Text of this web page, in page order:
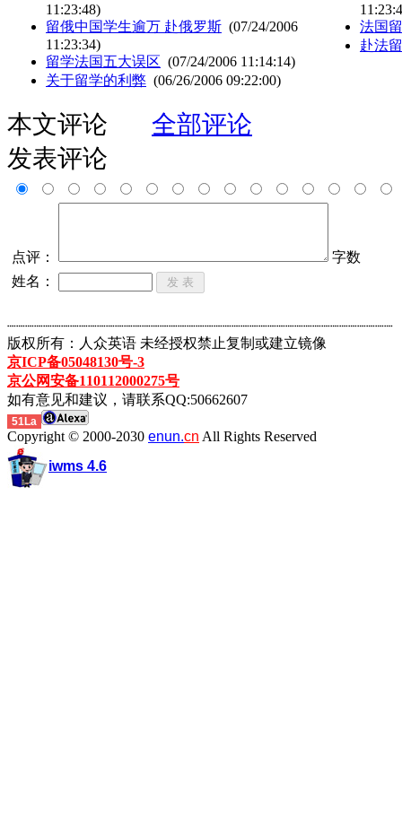
11:23:48)
留俄中国学生逾万 赴俄罗斯 (07/24/2006
11:23:34)
留学法国五大误区 (07/24/2006 11:14:14)
关于留学的利弊 (06/26/2006 09:22:00)
法国
赴法
本文评论
全部评论
发表评论
点评：
字数
姓名：
┈┈┈┈┈┈┈┈┈┈┈┈┈┈┈┈┈┈┈┈┈┈┈┈┈┈┈┈┈┈┈┈┈┈┈┈┈┈┈┈┈┈┈
版权所有：人众英语 未经授权禁止复制或建立镜像
京ICP备05048130号-3
京公网安备110112000275号
如有意见和建议，请联系QQ:50662607
51La
Copyright © 2000-2030 enun.cn All Rights Reserved
iwms 4.6